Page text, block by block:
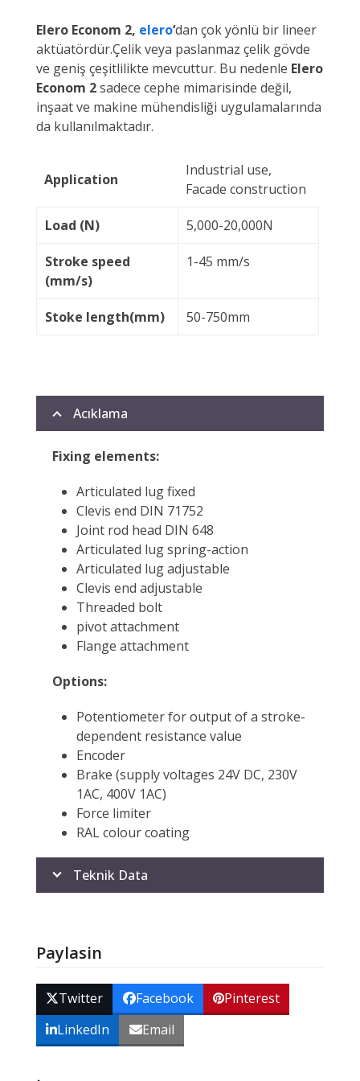
Elero Econom 2, elero‘dan çok yönlü bir lineer
aktüatördür.Çelik veya paslanmaz çelik gövde
ve geniş çeşitlilikte mevcuttur. Bu nedenle Elero
Econom 2sadece cephe mimarisinde değil,
inşaat ve makine mühendisliği uygulamalarında
da kullanılmaktadır.
Application
Industrial use,
Facade construction
Load (N) 5,000-20,000N
Stroke speed
(mm/s)
1-45 mm/s
Stoke length(mm) 50-750mm
Acıklama
Fixing elements:
Articulated lug fixed
Clevis end DIN 71752
Joint rod head DIN 648
Articulated lug spring-action
Articulated lug adjustable
Clevis end adjustable
Threaded bolt
pivot attachment
Flange attachment
Options:
Potentiometer for output of a stroke-
dependent resistance value
Encoder
Brake (supply voltages 24V DC, 230V
1AC, 400V 1AC)
Force limiter
RAL colour coating
Teknik Data
Paylasin
Twitter Facebook
Pinterest
LinkedIn
Email